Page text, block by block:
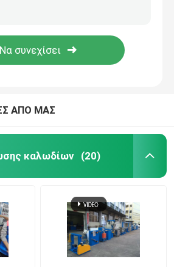
τη μηχανή
χαλκού
χαλκού
χαλκού 1350m/min
ΑΠΟ ΜΑΣ
καλωδίων (20)